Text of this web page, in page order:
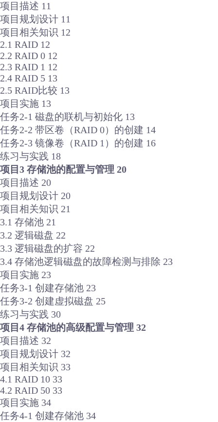
项目描述 11
项目规划设计 11
项目相关知识 12
2.1 RAID 12
2.2 RAID 0 12
2.3 RAID 1 12
2.4 RAID 5 13
2.5 RAID比较 13
项目实施 13
任务2-1 磁盘的联机与初始化 13
任务2-2 带区卷（RAID 0）的创建 14
任务2-3 镜像卷（RAID 1）的创建 16
练习与实践 18
项目3 存储池的配置与管理 20
项目描述 20
项目规划设计 20
项目相关知识 21
3.1 存储池 21
3.2 逻辑磁盘 22
3.3 逻辑磁盘的扩容 22
3.4 存储池逻辑磁盘的故障检测与排除 23
项目实施 23
任务3-1 创建存储池 23
任务3-2 创建虚拟磁盘 25
练习与实践 30
项目4 存储池的高级配置与管理 32
项目描述 32
项目规划设计 32
项目相关知识 33
4.1 RAID 10 33
4.2 RAID 50 33
项目实施 34
任务4-1 创建存储池 34